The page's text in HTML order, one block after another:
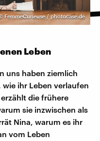
FemmeCurieuse / photocase.de
Leben
uns haben ziemlich
ihr Leben verlaufen
die frühere
sie inzwischen als
Nina, warum es ihr
vom Leben